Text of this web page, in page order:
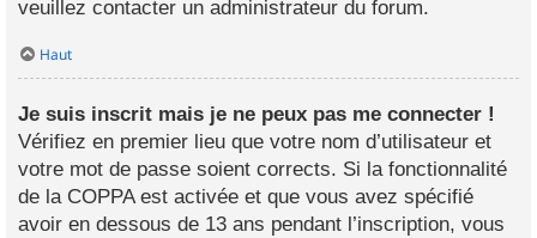
veuillez contacter un administrateur du forum.
Haut
Je suis inscrit mais je ne peux pas me connecter !
Vérifiez en premier lieu que votre nom d’utilisateur et
votre mot de passe soient corrects. Si la fonctionnalité
de la COPPA est activée et que vous avez spécifié
avoir en dessous de 13 ans pendant l’inscription, vous